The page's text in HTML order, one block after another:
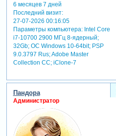
6 месяцев 7 дней
Последний визит:
27-07-2026 00:16:05
Параметры компьютера:Intel Core
i7-10700 2900 МГц 8-ядерный;
32Gb; ОС Windows 10-64bit; PSP
9.0.3797 Rus; Adobe Master
Collection СС; iClone-7
Пандора
Администратор